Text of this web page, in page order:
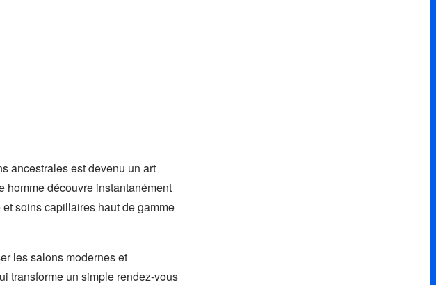
ancestrales est devenu un art
homme découvre instantanément
soins capillaires haut de gamme
les salons modernes et
transforme un simple rendez-vous